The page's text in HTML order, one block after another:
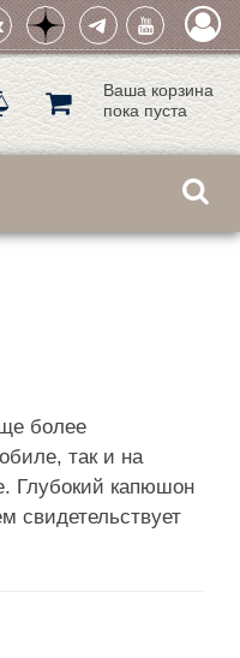
Ваша корзина
пока пуста
более
так и на
Глубокий капюшон
свидетельствует